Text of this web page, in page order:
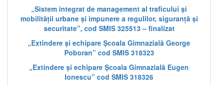
„Sistem integrat de management al traficului și
mobilității urbane și impunere a regulilor, siguranță și
securitate”, cod SMIS 325513 – finalizat
„Extindere și echipare Școala Gimnazială George
Poboran” cod SMIS 318323
„Extindere și echipare Școala Gimnazială Eugen
Ionescu” cod SMIS 318326